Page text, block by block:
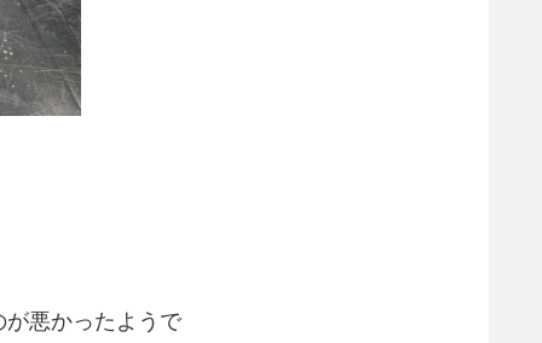
悪かったようで